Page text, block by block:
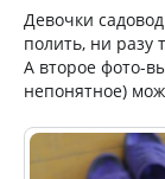
Девочки
полить, ни разу
А второе фото-
непонятное)